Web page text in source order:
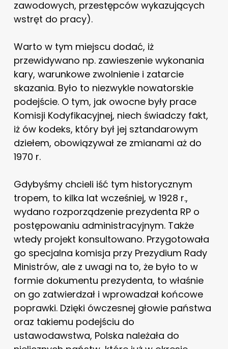
zawodowych, przestępców wykazujących
wstręt do pracy).
Warto w tym miejscu dodać, iż
przewidywano np. zawieszenie wykonania
kary, warunkowe zwolnienie i zatarcie
skazania. Było to niezwykle nowatorskie
podejście. O tym, jak owocne były prace
Komisji Kodyfikacyjnej, niech świadczy fakt,
iż ów kodeks, który był jej sztandarowym
dziełem, obowiązywał ze zmianami aż do
1970 r.
Gdybyśmy chcieli iść tym historycznym
tropem, to kilka lat wcześniej, w 1928 r.,
wydano rozporządzenie prezydenta RP o
postępowaniu administracyjnym. Także
wtedy projekt konsultowano. Przygotowała
go specjalna komisja przy Prezydium Rady
Ministrów, ale z uwagi na to, że było to w
formie dokumentu prezydenta, to właśnie
on go zatwierdzał i wprowadzał końcowe
poprawki. Dzięki ówczesnej głowie państwa
oraz takiemu podejściu do
ustawodawstwa, Polska należała do